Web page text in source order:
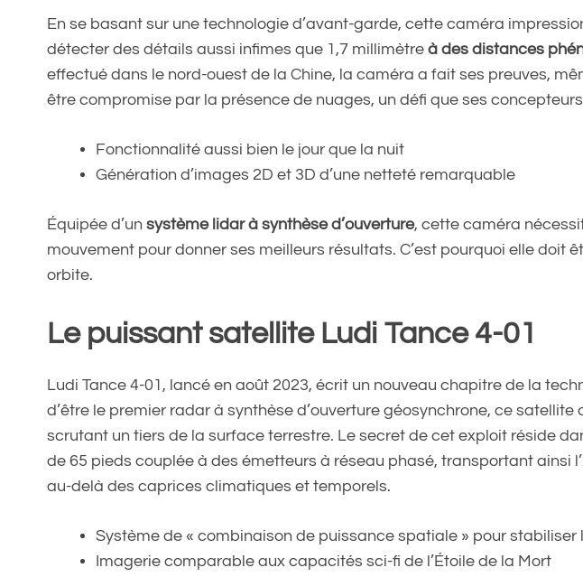
En se basant sur une technologie d’avant-garde, cette caméra
détecter des détails aussi infimes que 1,7 millimètre à des distances
effectué dans le nord-ouest de la Chine, la caméra a fait ses preuves,
être compromise par la présence de nuages, un défi que ses
Fonctionnalité aussi bien le jour que la nuit
Génération d’images 2D et 3D d’une netteté remarquable
Équipée d’un système lidar à synthèse d’ouverture, cette caméra
mouvement pour donner ses meilleurs résultats. C’est pourquoi elle doit
orbite.
Le puissant satellite Ludi Tance 4-01
Ludi Tance 4-01, lancé en août 2023, écrit un nouveau chapitre de la
d’être le premier radar à synthèse d’ouverture géosynchrone, ce satellite
scrutant un tiers de la surface terrestre. Le secret de cet exploit réside
de 65 pieds couplée à des émetteurs à réseau phasé, transportant ainsi
au-delà des caprices climatiques et temporels.
Système de « combinaison de puissance spatiale » pour stabiliser
Imagerie comparable aux capacités sci-fi de l’Étoile de la Mort